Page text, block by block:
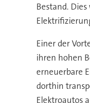
Bestand.
Einer der
ihren hohen
erneuerbare
dorthin
Elektroautos